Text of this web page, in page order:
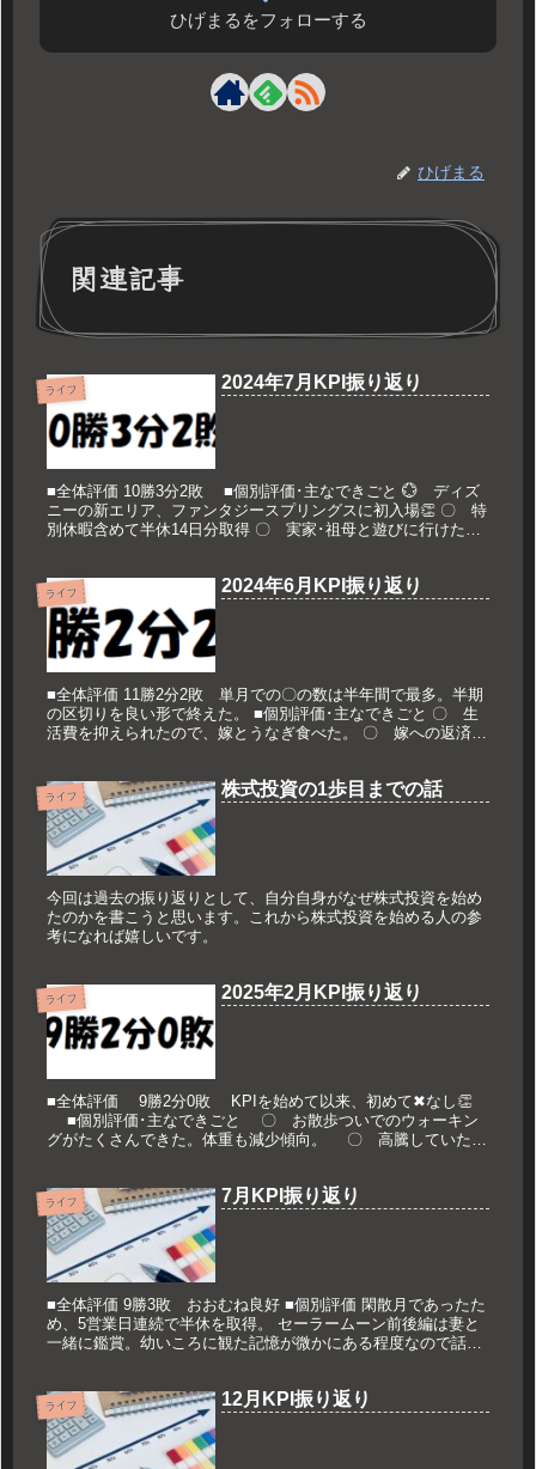
ひげまるをフォローする
ひげまる
関連記事
ライフ 2024年7月KPI振り返り
■全体評価 10勝3分2敗 ■個別評価･主なできごと 💮 ディズ
ニーの新エリア、ファンタジースプリングスに初入場👏 〇 特
別休暇含めて半休14日分取得 〇 実家･祖母と遊びに行けた
ライフ 2024年6月KPI振り返り
■全体評価 11勝2分2敗 単月での〇の数は半年間で最多。半期
の区切りを良い形で終えた。 ■個別評価･主なできごと 〇 生
活費を抑えられたので、嫁とうなぎ食べた。 〇 嫁への返済も
ライフ 株式投資の1歩目までの話
今回は過去の振り返りとして、自分自身がなぜ株式投資を始め
たのかを書こうと思います。これから株式投資を始める人の参
考になれば嬉しいです。
ライフ 2025年2月KPI振り返り
■全体評価 9勝2分0敗 KPIを始めて以来、初めて✖なし👏
■個別評価･主なできごと 〇 お散歩ついでのウォーキン
グがたくさんできた。体重も減少傾向。 〇 高騰していた青
ライフ 7月KPI振り返り
■全体評価 9勝3敗 おおむね良好 ■個別評価 閑散月であったた
め、5営業日連続で半休を取得。 セーラームーン前後編は妻と
一緒に鑑賞。幼いころに観た記憶が微かにある程度なので話に
ライフ 12月KPI振り返り